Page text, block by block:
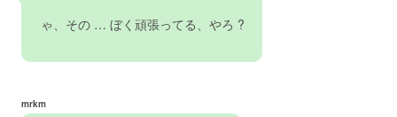
ゃ、その … ぼく頑張ってる、やろ ?
mrkm